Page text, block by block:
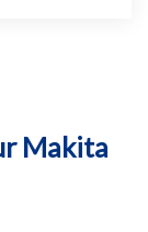
Makita